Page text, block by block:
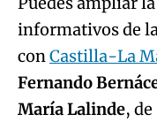
informativos de
conCastilla-La
Fernando
María Lalinde,